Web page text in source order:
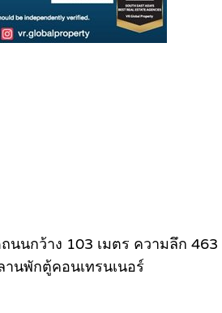
นกว้าง 103 เมตร ความลึก
นพักตู้คอนเทรนเนอร์